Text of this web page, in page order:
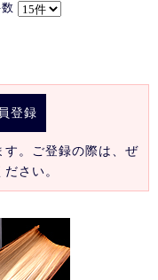
登録
す。ご登録の際は、ぜ
さい。